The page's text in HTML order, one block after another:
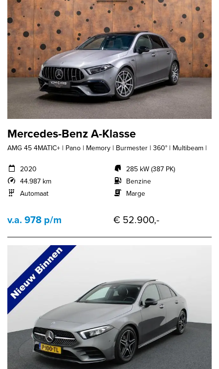
Mercedes-Benz A-Klasse
AMG 45 4MATIC+ | Pano | Memory | Burmester | 360° | Multibeam |
2020
44.987 km
Automaat
285 kW (387 PK)
Benzine
Marge
v.a. 978 p/m € 52.900,-